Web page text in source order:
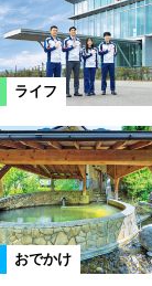
ライフ
おでかけ